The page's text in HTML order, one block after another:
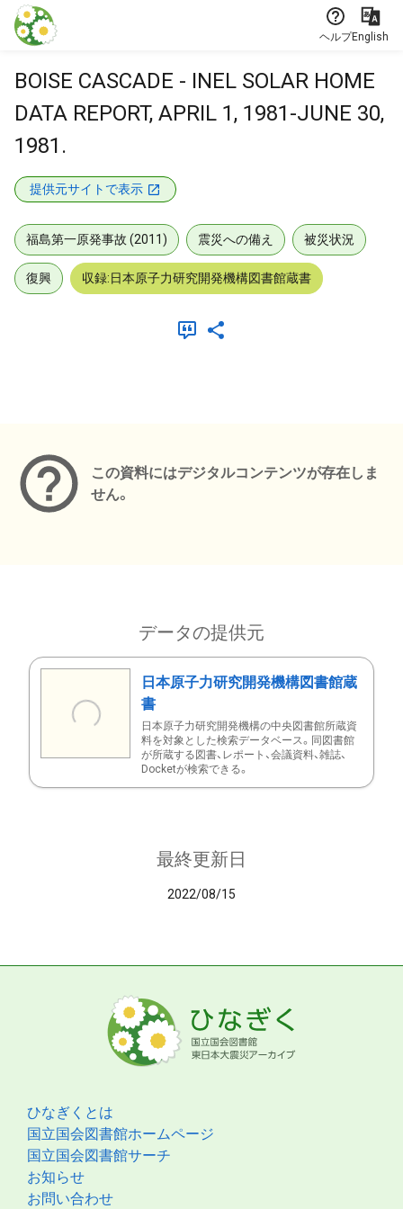
本文に飛ぶ
ヘルプEnglish
BOISE CASCADE - INEL SOLAR HOME
DATA REPORT, APRIL 1, 1981-JUNE 30,
1981.
提供元サイトで表示
福島第一原発事故 (2011) 震災への備え 被災状況
復興 収録:日本原子力研究開発機構図書館蔵書
この資料にはデジタルコンテンツが存在しま
せん。
データの提供元
日本原子力研究開発機構図書館蔵
書
日本原子力研究開発機構の中央図書館所蔵資
料を対象とした検索データベース。同図書館
が所蔵する図書、レポート、会議資料、雑誌、
Docketが検索できる。
最終更新日
2022/08/15
ひなぎくとは
国立国会図書館ホームページ
国立国会図書館サーチ
お知らせ
お問い合わせ